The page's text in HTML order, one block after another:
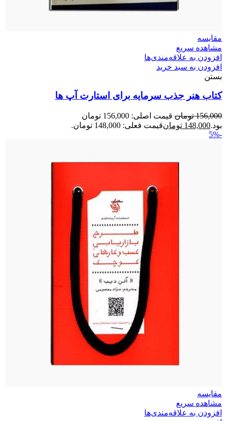
مقایسه
مشاهده سریع
افزودن به علاقه‌مندی‌ها
افزودن به سبد خرید
بستن
کتاب هنر جذب سرمایه برای استارت آپ ها
156,000 تومان
قیمت اصلی: 156,000 تومان
بود.148,000 تومانقیمت فعلی: 148,000 تومان.
-5%
مقایسه
مشاهده سریع
افزودن به علاقه‌مندی‌ها